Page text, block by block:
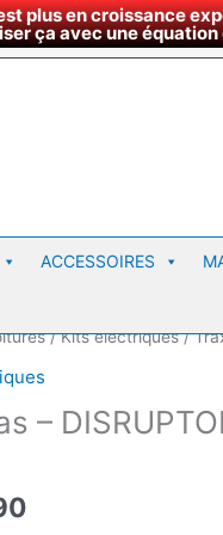
plus en croissance
ça avec une
rendre visite
ACCESSOIRES
/Kits éléctriques/
–